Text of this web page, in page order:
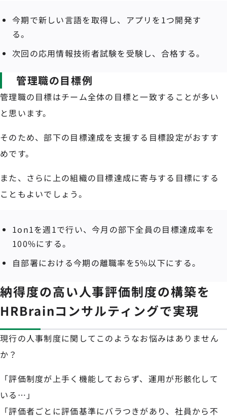
今期で新しい言語を取得し、アプリを1つ開発す
る。
次回の応用情報技術者試験を受験し、合格する。
管理職の目標例
管理職の目標はチーム全体の目標と一致することが多い
と思います。
そのため、部下の目標達成を支援する目標設定がおすす
めです。
また、さらに上の組織の目標達成に寄与する目標にする
こともよいでしょう。
1on1を週1で行い、今月の部下全員の目標達成率を
100%にする。
自部署における今期の離職率を5%以下にする。
納得度の高い人事評価制度の構築を
HRBrainコンサルティングで実現
現行の人事制度に関してこのようなお悩みはありません
か？
「評価制度が上手く機能しておらず、運用が形骸化して
いる…」
「評価者ごとに評価基準にバラつきがあり、社員から不